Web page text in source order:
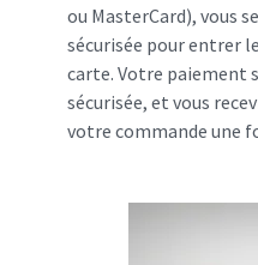
ou MasterCard), vous
sécurisée pour entrer
carte. Votre paiement
sécurisée, et vous
votre commande une